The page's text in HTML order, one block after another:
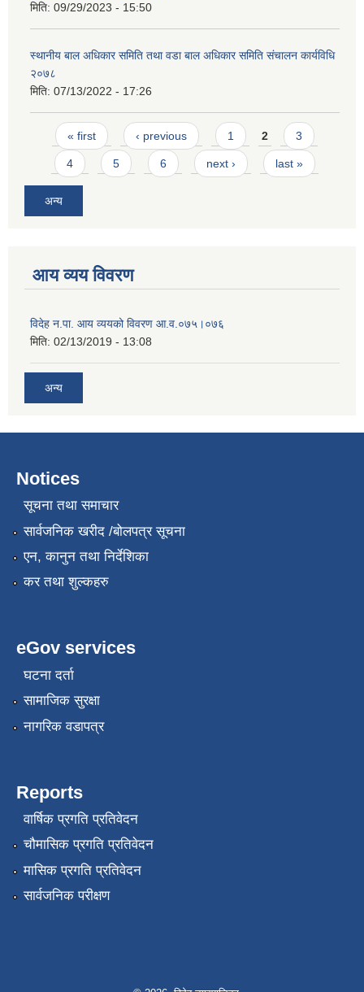
मिति: 09/29/2023 - 15:50
स्थानीय बाल अधिकार समिति तथा वडा बाल अधिकार समिति संचालन कार्यविधि
२०७८
मिति: 07/13/2022 - 17:26
Pages
« first ‹ previous 1 2 3
4 5 6 next › last »
अन्य
आय व्यय विवरण
विदेह न.पा. आय व्ययको विवरण आ.व.०७५।०७६
मिति: 02/13/2019 - 13:08
अन्य
Notices
सूचना तथा समाचार
सार्वजनिक खरीद /बोलपत्र सूचना
एन, कानुन तथा निर्देशिका
कर तथा शुल्कहरु
eGov services
घटना दर्ता
सामाजिक सुरक्षा
नागरिक वडापत्र
Reports
वार्षिक प्रगति प्रतिवेदन
चौमासिक प्रगति प्रतिवेदन
मासिक प्रगति प्रतिवेदन
सार्वजनिक परीक्षण